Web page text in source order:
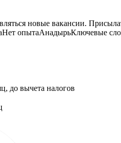
новые вакансии.
Нет опытаАнадырьКлючевые
до вычета налогов